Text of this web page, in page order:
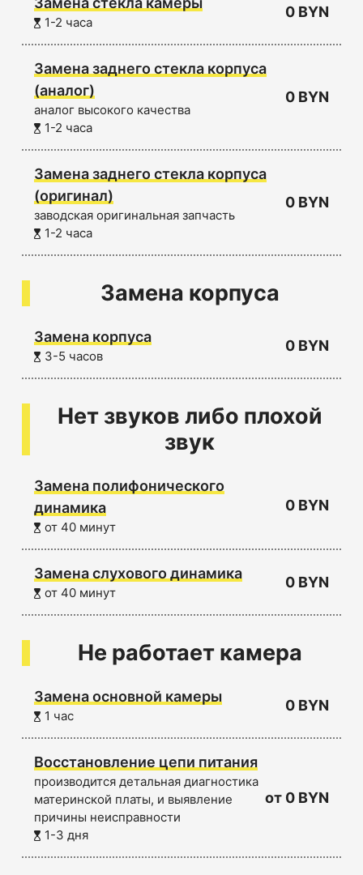
1-2 часа
0 BYN
Замена заднего стекла корпуса
(аналог)
аналог высокого качества
1-2 часа
0 BYN
Замена заднего стекла корпуса
(оригинал)
заводская оригинальная запчасть
1-2 часа
0 BYN
Замена корпуса
Замена корпуса
3-5 часов
0 BYN
Нет звуков либо плохой
звук
Замена полифонического
динамика
от 40 минут
0 BYN
Замена слухового динамика
от 40 минут
0 BYN
Не работает камера
Замена основной камеры
1 час
0 BYN
Восстановление цепи питания
производится детальная диагностика
материнской платы, и выявление
причины неисправности
1-3 дня
от 0 BYN